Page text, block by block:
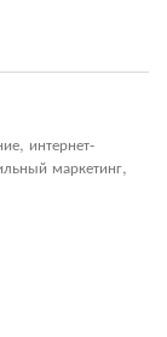
интернет-
маркетинг,